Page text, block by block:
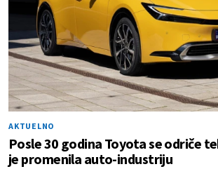
AKTUELNO
Posle 30 godina Toyota se odriče
je promenila auto-industriju